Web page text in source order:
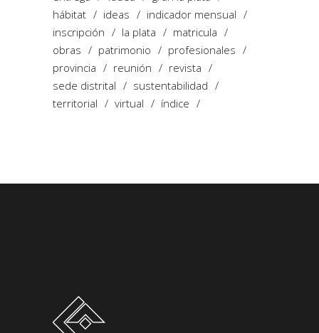
hábitat
ideas
indicador mensual
inscripción
la plata
matricula
obras
patrimonio
profesionales
provincia
reunión
revista
sede distrital
sustentabilidad
territorial
virtual índice